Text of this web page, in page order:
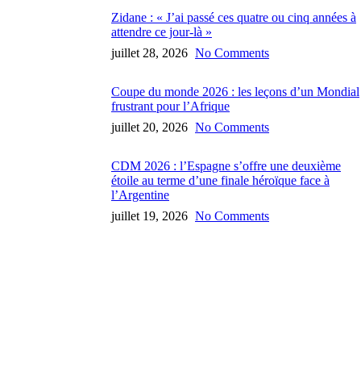
Zidane : « J’ai passé ces quatre ou cinq années à
attendre ce jour-là »
juillet 28, 2026 No Comments
Coupe du monde 2026 : les leçons d’un Mondial
frustrant pour l’Afrique
juillet 20, 2026 No Comments
CDM 2026 : l’Espagne s’offre une deuxième
étoile au terme d’une finale héroïque face à
l’Argentine
juillet 19, 2026 No Comments